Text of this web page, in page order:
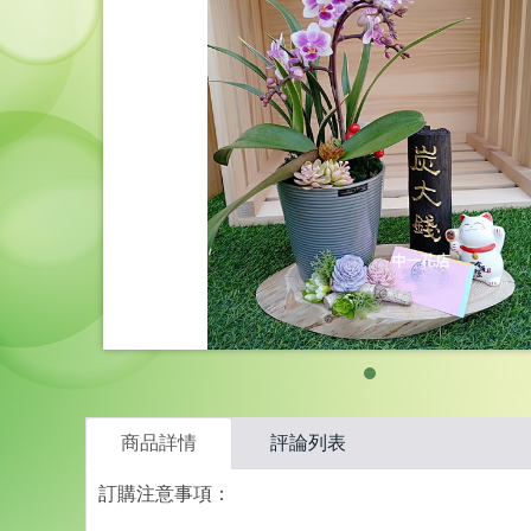
商品詳情 評論列表
訂購注意事項：